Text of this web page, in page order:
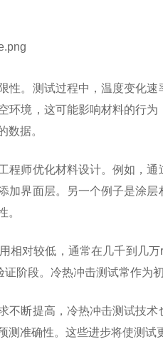
性。测试过程中，温度变化
环境，这可能影响材料的行
数据。
程师优化材料设计。例如，
加界面层。另一个例子是涂
。
相对较低，通常在几千到几
阶段。冷热冲击测试常作为
不断提高，冷热冲击测试技
测准确性。这些进步将使测试